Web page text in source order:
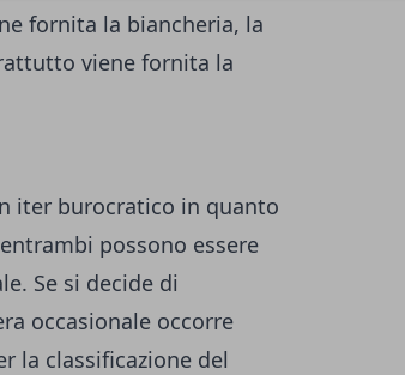
fornita la biancheria, la
viene fornita la
iter burocratico in quanto
possono essere
Se si decide di
occasionale occorre
la classificazione del